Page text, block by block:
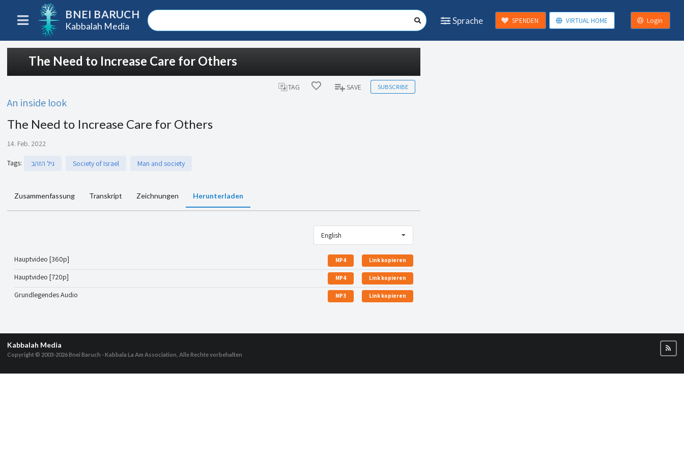
BNEI BARUCH
Kabbalah Media
Sprache SPENDEN VIRTUAL HOME Login
The Need to Increase Care for Others
TAG SAVE SUBSCRIBE
An inside look
The Need to Increase Care for Others
14. Feb. 2022
Tags: גיל הזהב Society of Israel Man and society
Zusammenfassung Transkript Zeichnungen Herunterladen
English
Hauptvideo [360p] MP4 Link kopieren
Hauptvideo [720p] MP4 Link kopieren
Grundlegendes Audio MP3 Link kopieren
Kabbalah Media
Copyright © 2003-2026Bnei Baruch - Kabbala La Am Association, Alle Rechte vorbehalten